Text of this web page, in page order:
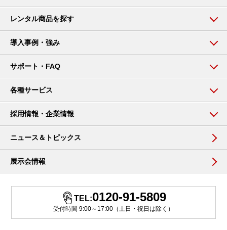
レンタル商品を探す
導入事例・強み
サポート・FAQ
各種サービス
採用情報・企業情報
ニュース＆トピックス
展示会情報
TEL:0120-91-5809
受付時間 9:00～17:00（土日・祝日は除く）